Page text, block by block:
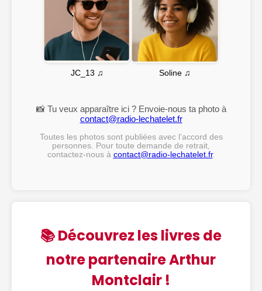
JC_13 ♫ Soline ♫
📸 Tu veux apparaître ici ? Envoie-nous ta photo à
contact@radio-lechatelet.fr
Toutes les photos sont publiées avec l’accord des
personnes. Pour toute demande de retrait,
contactez-nous à contact@radio-lechatelet.fr.
📚 Découvrez les livres de
notre partenaire Arthur
Montclair !